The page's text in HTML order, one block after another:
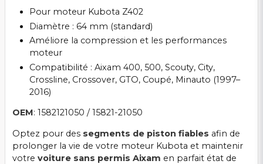
Pour moteur Kubota Z402
Diamètre : 64 mm (standard)
Améliore la compression et les performances
moteur
Compatibilité : Aixam 400, 500, Scouty, City,
Crossline, Crossover, GTO, Coupé, Minauto (1997–
2016)
OEM: 1582121050 / 15821-21050
Optez pour des segments de piston fiables afin de
prolonger la vie de votre moteur Kubota et maintenir
votre voiture sans permis Aixam en parfait état de